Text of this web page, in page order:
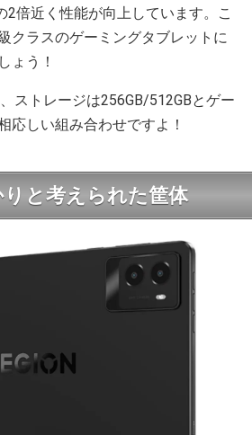
2倍近く性能が向上しています。こ
クラスのゲーミングタブレットに
ょう！
ストレージは256GB/512GBとゲー
応しい組み合わせですよ！
と考えられた筐体